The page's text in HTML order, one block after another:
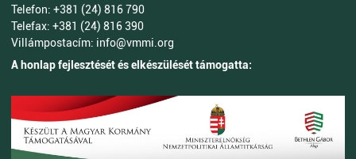
Telefon: +381 (24) 816 790
Telefax: +381 (24) 816 390
Villámpostacím: info@vmmi.org
A honlap fejlesztését és elkészülését támogatta: